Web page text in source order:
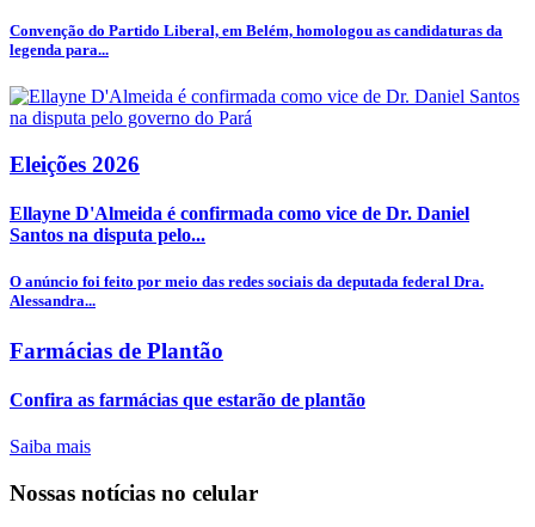
Convenção do Partido Liberal, em Belém, homologou as candidaturas da
legenda para...
Eleições 2026
Ellayne D'Almeida é confirmada como vice de Dr. Daniel
Santos na disputa pelo...
O anúncio foi feito por meio das redes sociais da deputada federal Dra.
Alessandra...
Farmácias de Plantão
Confira as farmácias que estarão de plantão
Saiba mais
Nossas notícias no celular